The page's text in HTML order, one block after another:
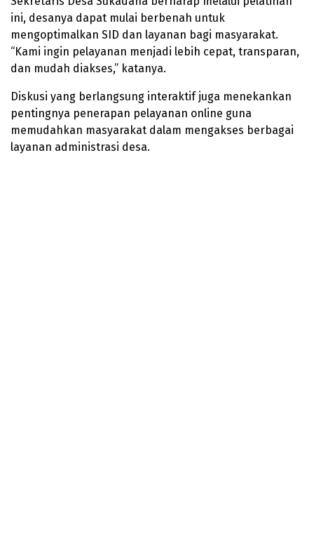
ini, desanya dapat mulai berbenah untuk
mengoptimalkan SID dan layanan bagi masyarakat.
“Kami ingin pelayanan menjadi lebih cepat, transparan,
dan mudah diakses,” katanya.
Diskusi yang berlangsung interaktif juga menekankan
pentingnya penerapan pelayanan online guna
memudahkan masyarakat dalam mengakses berbagai
layanan administrasi desa.